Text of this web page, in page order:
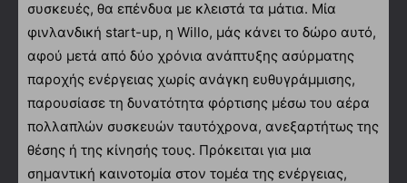
συσκευές, θα επένδυα με κλειστά τα μάτια. Μία
φινλανδική start-up, η Willo, μάς κάνει το δώρο αυτό,
αφού μετά από δύο χρόνια ανάπτυξης ασύρματης
παροχής ενέργειας χωρίς ανάγκη ευθυγράμμισης,
παρουσίασε τη δυνατότητα φόρτισης μέσω του αέρα
πολλαπλών συσκευών ταυτόχρονα, ανεξαρτήτως της
θέσης ή της κίνησής τους. Πρόκειται για μια
σημαντική καινοτομία στον τομέα της ενέργειας,